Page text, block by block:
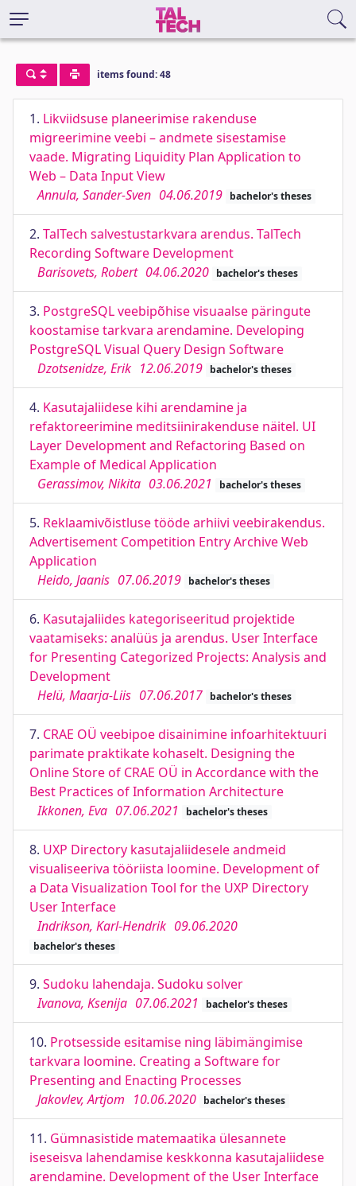
items found: 48
1. Likviidsuse planeerimise rakenduse
migreerimine veebi – andmete sisestamise
vaade. Migrating Liquidity Plan Application to
Web – Data Input View
Annula, Sander-Sven 04.06.2019 bachelor's theses
2. TalTech salvestustarkvara arendus. TalTech
Recording Software Development
Barisovets, Robert 04.06.2020 bachelor's theses
3. PostgreSQL veebipõhise visuaalse päringute
koostamise tarkvara arendamine. Developing
PostgreSQL Visual Query Design Software
Dzotsenidze, Erik 12.06.2019 bachelor's theses
4. Kasutajaliidese kihi arendamine ja
refaktoreerimine meditsiinirakenduse näitel. UI
Layer Development and Refactoring Based on
Example of Medical Application
Gerassimov, Nikita 03.06.2021 bachelor's theses
5. Reklaamivõistluse tööde arhiivi veebirakendus.
Advertisement Competition Entry Archive Web
Application
Heido, Jaanis 07.06.2019 bachelor's theses
6. Kasutajaliides kategoriseeritud projektide
vaatamiseks: analüüs ja arendus. User Interface
for Presenting Categorized Projects: Analysis and
Development
Helü, Maarja-Liis 07.06.2017 bachelor's theses
7. CRAE OÜ veebipoe disainimine infoarhitektuuri
parimate praktikate kohaselt. Designing the
Online Store of CRAE OÜ in Accordance with the
Best Practices of Information Architecture
Ikkonen, Eva 07.06.2021 bachelor's theses
8. UXP Directory kasutajaliidesele andmeid
visualiseeriva tööriista loomine. Development of
a Data Visualization Tool for the UXP Directory
User Interface
Indrikson, Karl-Hendrik 09.06.2020
bachelor's theses
9. Sudoku lahendaja. Sudoku solver
Ivanova, Ksenija 07.06.2021 bachelor's theses
10. Protsesside esitamise ning läbimängimise
tarkvara loomine. Creating a Software for
Presenting and Enacting Processes
Jakovlev, Artjom 10.06.2020 bachelor's theses
11. Gümnasistide matemaatika ülesannete
iseseisva lahendamise keskkonna kasutajaliidese
arendamine. Development of the User Interface